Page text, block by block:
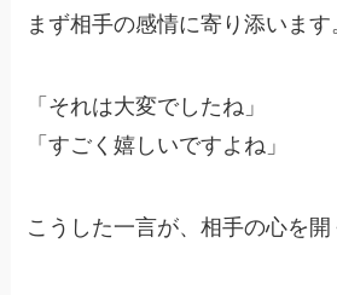
まず相手の感情に寄り添います
「それは大変でしたね」
「すごく嬉しいですよね」
こうした一言が、相手の心を開